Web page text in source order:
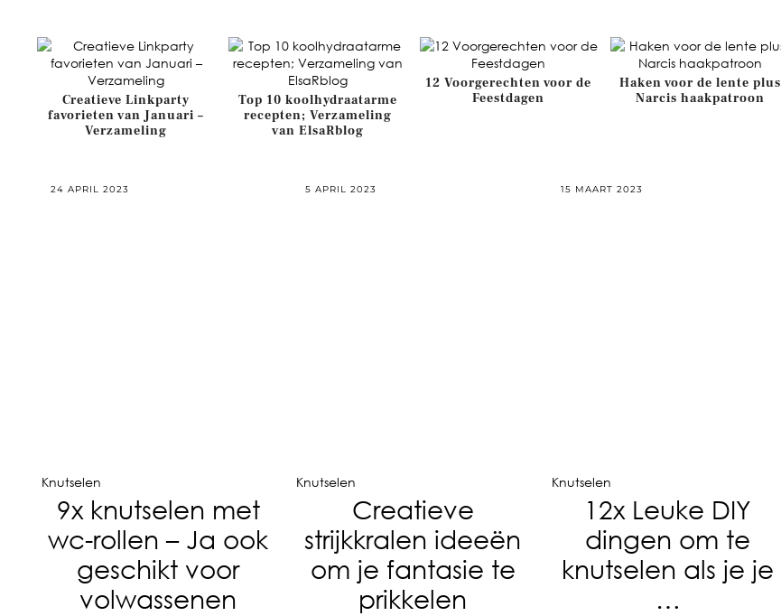
Creatieve Linkparty
favorieten van Januari –
Verzameling
Top 10 koolhydraatarme
recepten; Verzameling
van ElsaRblog
12 Voorgerechten voor de
Feestdagen
Haken voor de lente plus
Narcis haakpatroon
24 APRIL 2023
Knutselen
9x knutselen met
wc-rollen – Ja ook
geschikt voor
volwassenen
5 APRIL 2023
Knutselen
Creatieve
strijkkralen ideeën
om je fantasie te
prikkelen
15 MAART 2023
Knutselen
12x Leuke DIY
dingen om te
knutselen als je je
…